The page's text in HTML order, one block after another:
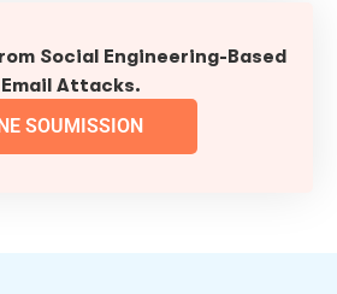
Social Engineering-Based
Email Attacks.
SOUMISSION